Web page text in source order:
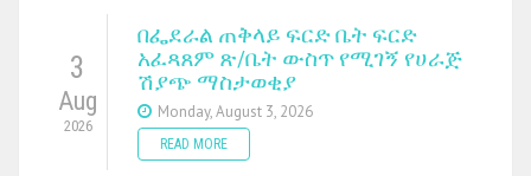
3
Aug
2026
በፌደራል ጠቅላይ ፍርድ ቤት ፍርድ
አፈጻጸም ጽ/ቤት ውስጥ የሚገኝ የሀራጅ
ሽያጭ ማስታወቂያ
Monday, August 3, 2026
READ MORE